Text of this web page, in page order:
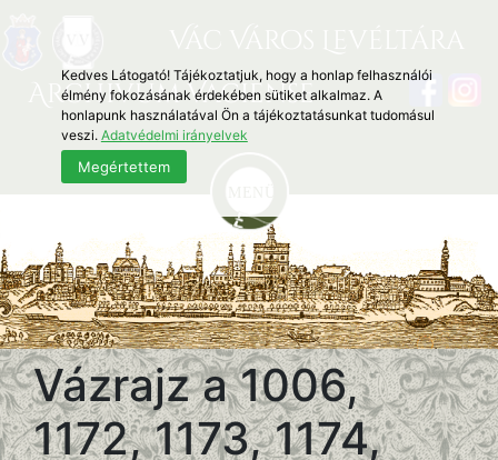
Archivum Vaciense
Vázrajz a 1006,
1172, 1173, 1174,
Kedves Látogató! Tájékoztatjuk, hogy a honlap felhasználói
élmény fokozásának érdekében sütiket alkalmaz. A
honlapunk használatával Ön a tájékoztatásunkat tudomásul
veszi. Adatvédelmi irányelvek
Megértettem